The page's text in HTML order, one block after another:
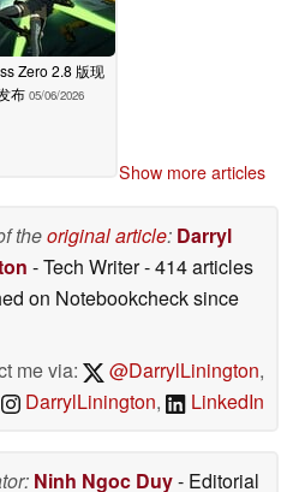
Zero 2.8 版现
布 05/06/2026
Show more articles
theoriginal article: Darryl
- Tech Writer- 414 articles
on Notebookchecksince
me via:
@DarrylLinington,
DarrylLinington, LinkedIn
Ninh Ngoc Duy- Editorial